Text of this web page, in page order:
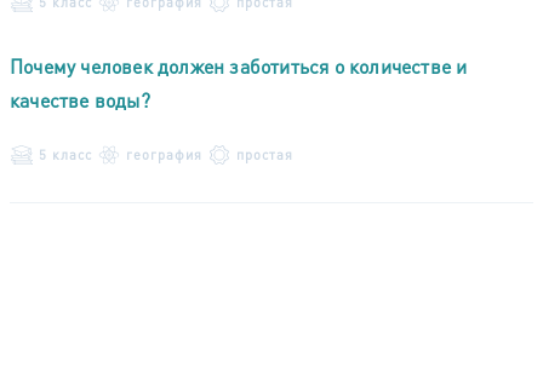
Почему человек должен заботиться о количестве и
качестве воды?
5 класс география простая